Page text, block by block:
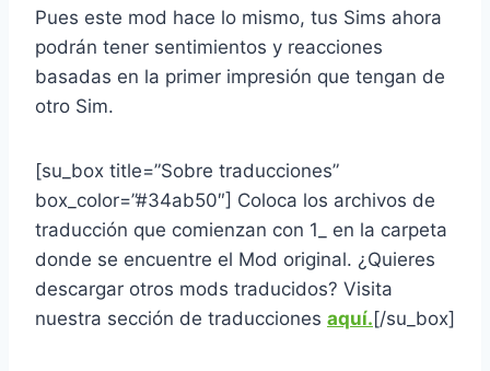
Pues este mod hace lo mismo, tus Sims ahora
podrán tener sentimientos y reacciones
basadas en la primer impresión que tengan de
otro Sim.
[su_box title=”Sobre traducciones”
box_color=”#34ab50″] Coloca los archivos de
traducción que comienzan con 1_ en la carpeta
donde se encuentre el Mod original. ¿Quieres
descargar otros mods traducidos? Visita
nuestra sección de traducciones aquí. [/su_box]